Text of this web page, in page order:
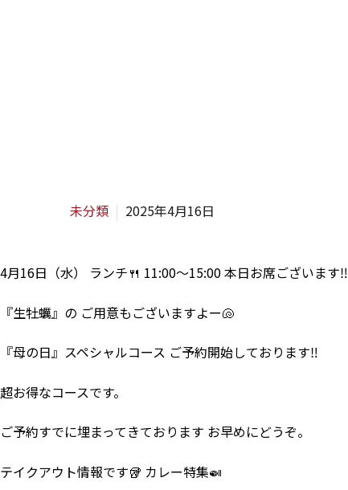
未分類 2025年4月16日
4月16日（水） ランチ🍴 11:00～15:00 本日お席ございます‼
『生牡蠣』の ご用意もございますよー🐚
『母の日』スペシャルコース ご予約開始しております‼
超お得なコースです。
ご予約すでに埋まってきております お早めにどうぞ。
テイクアウト情報です🥡 カレー特集🍛